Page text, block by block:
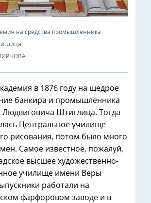
на средства промышленника
в 1876 году на щедрое
банкира и промышленника
Людвиговича Штиглица. Тогда
Центральное училище
рисования, потом было много
Самое известное, пожалуй,
высшее художественно-
училище имени Веры
работали на
фарфоровом заводе и в